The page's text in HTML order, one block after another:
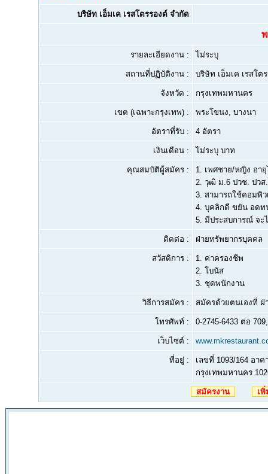
บริษัท เอ็มเค เรสโตรรองต์ จำกัด
รายละเอียดงาน : ไม่ระบุ
สถานที่ปฏิบัติงาน : บริษัท เอ็มเค เรสโต
จังหวัด : กรุงเทพมหานคร
เขต (เฉพาะกรุงเทพ) : พระโขนง, บางนา
อัตราที่รับ : 4 อัตรา
เงินเดือน : ไม่ระบุ บาท
คุณสมบัติผู้สมัคร : 1. เพศชาย/หญิง อายุ
2. วุฒิ ม.6 ปวช. ปวส
3. สามารถใช้คอมพิว
4. บุคลิกดี ขยัน อดท
5. มีประสบการณ์ จะ
ติดต่อ : ฝ่ายทรัพยากรบุคคล
สวัสดิการ :
1. ค่าครองชีพ
2. โบนัส
3. ชุดพนักงาน
วิธีการสมัคร : สมัครด้วยตนเองที่ ฝ่
โทรศัพท์ : 0-2745-6433 ต่อ
เว็บไซต์ :
ที่อยู่ :
เลขที่ 1093/164 อา
กรุงเทพมหานคร
สมัครงาน เ